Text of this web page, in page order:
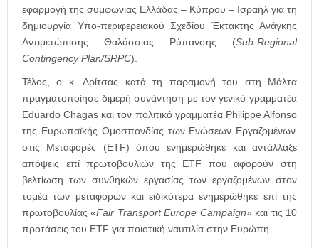
εφαρμογή της συμφωνίας Ελλάδας – Κύπρου – Ισραήλ για τη
δημιουργία Υπο-περιφερειακού Σχεδίου Έκτακτης Ανάγκης
Αντιμετώπισης Θαλάσσιας Ρύπανσης (Sub-Regional
Contingency Plan/SRPC).
Τέλος, ο κ. Δρίτσας κατά τη παραμονή του στη Μάλτα
πραγματοποίησε διμερή συνάντηση με τον γενικό γραμματέα
Eduardo Chagas και τον πολιτικό γραμματέα Philippe Alfonso
της Ευρωπαϊκής Ομοσπονδίας των Ενώσεων Εργαζομένων
στις Μεταφορές (ETF) όπου ενημερώθηκε και αντάλλαξε
απόψεις επί πρωτοβουλιών της ETF που αφορούν στη
βελτίωση των συνθηκών εργασίας των εργαζομένων στον
τομέα των μεταφορών και ειδικότερα ενημερώθηκε επί της
πρωτοβουλίας«Fair Transport Europe Campaign» και τις 10
προτάσεις του ETF για ποιοτική ναυτιλία στην Ευρώπη.